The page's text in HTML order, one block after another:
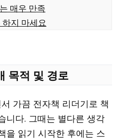
매우 만족
지 마세요
목적 및 경로
가끔 전자책 리더기로 책
니다. 그때는 별다른 생각
을 읽기 시작한 후에는 스